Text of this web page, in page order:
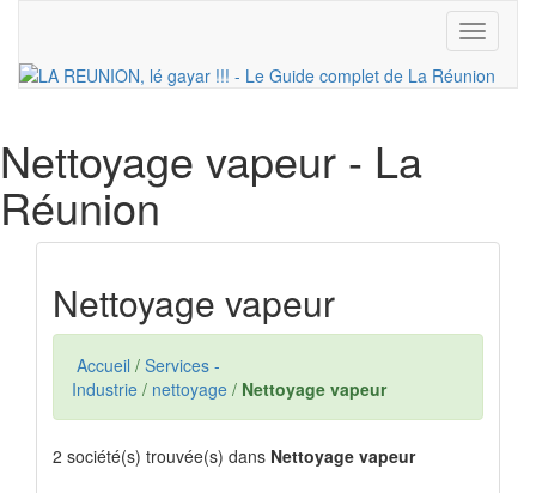
Toggle
Nettoyage vapeur - La
Réunion
Nettoyage vapeur
Accueil / Services -
Industrie / nettoyage / Nettoyage vapeur
2 société(s) trouvée(s) dans Nettoyage vapeur